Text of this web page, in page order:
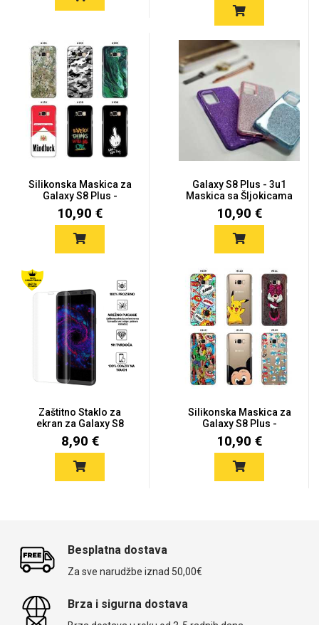
Silikonska Maskica za
Galaxy S8 Plus -
Šareni...
10,90 €
Galaxy S8 Plus - 3u1
Maskica sa Šljokicama
- V...
10,90 €
Zaštitno Staklo za
ekran za Galaxy S8
Plus (2D...
8,90 €
Silikonska Maskica za
Galaxy S8 Plus -
Šareni...
10,90 €
Besplatna dostava
Za sve narudžbe iznad 50,00€
Brza i sigurna dostava